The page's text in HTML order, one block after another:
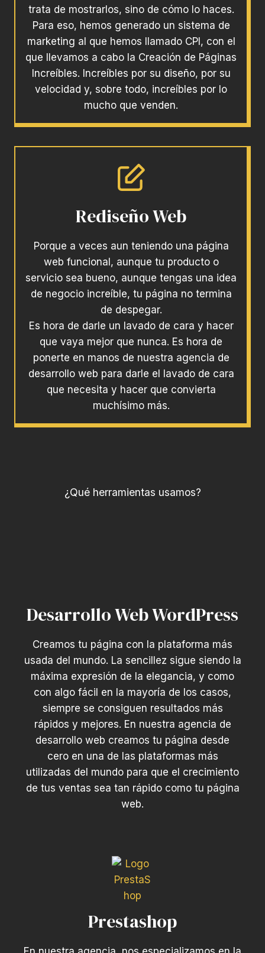
trata de mostrarlos, sino de cómo lo haces.
Para eso, hemos generado un sistema de
marketing al que hemos llamado CPI, con el
que llevamos a cabo la Creación de Páginas
Increíbles. Increíbles por su diseño, por su
velocidad y, sobre todo, increíbles por lo
mucho que venden.
Rediseño Web
Porque a veces aun teniendo una página
web funcional, aunque tu producto o
servicio sea bueno, aunque tengas una idea
de negocio increíble, tu página no termina
de despegar.
Es hora de darle un lavado de cara y hacer
que vaya mejor que nunca. Es hora de
ponerte en manos de nuestra agencia de
desarrollo web para darle el lavado de cara
que necesita y hacer que convierta
muchísimo más.
¿Qué herramientas usamos?
Desarrollo Web WordPress
Creamos tu página con la plataforma más
usada del mundo. La sencillez sigue siendo la
máxima expresión de la elegancia, y como
con algo fácil en la mayoría de los casos,
siempre se consiguen resultados más
rápidos y mejores. En nuestra agencia de
desarrollo web creamos tu página desde
cero en una de las plataformas más
utilizadas del mundo para que el crecimiento
de tus ventas sea tan rápido como tu página
web.
Prestashop